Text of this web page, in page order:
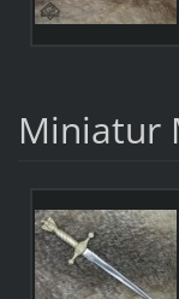
Miniatur